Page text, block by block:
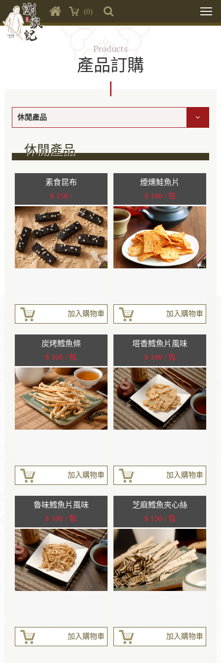
(0)
Products
產品訂購
休閒產品
休閒產品
素食昆布
$ 150 /
加入購物車
煙燻鮭魚片
$ 100 / 包
加入購物車
炭烤鱈魚條
$ 100 / 包
加入購物車
塔香鱈魚片風味
$ 100 / 包
加入購物車
魯味鱈魚片風味
$ 100 / 包
加入購物車
芝麻鱈魚夾心絲
$ 150 / 包
加入購物車